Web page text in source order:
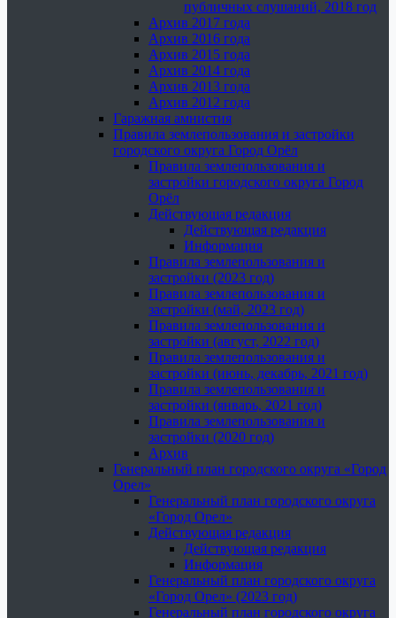
публичных слушаний, 2018 год
Архив 2017 года
Архив 2016 года
Архив 2015 года
Архив 2014 года
Архив 2013 года
Архив 2012 года
Гаражная амнистия
Правила землепользования и застройки
городского округа Город Орёл
Правила землепользования и
застройки городского округа Город
Орёл
Действующая редакция
Действующая редакция
Информация
Правила землепользования и
застройки (2023 год)
Правила землепользования и
застройки (май, 2023 год)
Правила землепользования и
застройки (август, 2022 год)
Правила землепользования и
застройки (июнь, декабрь, 2021 год)
Правила землепользования и
застройки (январь, 2021 год)
Правила землепользования и
застройки (2020 год)
Архив
Генеральный план городского округа «Город
Орел»
Генеральный план городского округа
«Город Орел»
Действующая редакция
Действующая редакция
Информация
Генеральный план городского округа
«Город Орел» (2023 год)
Генеральный план городского округа